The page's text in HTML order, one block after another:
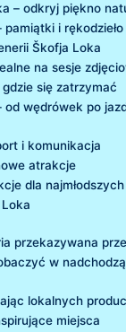
– odkryj piękno
i rękodzieło
Škofja Loka
na​ sesje
się zatrzymać
⁢wędrówek po⁢
i komunikacja
atrakcje
dla najmłodszych
przekazywana
w
⁣lokalnych
miejsca